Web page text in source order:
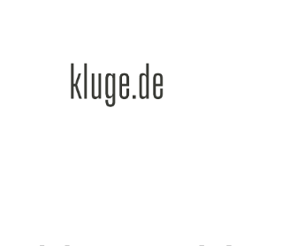
springen